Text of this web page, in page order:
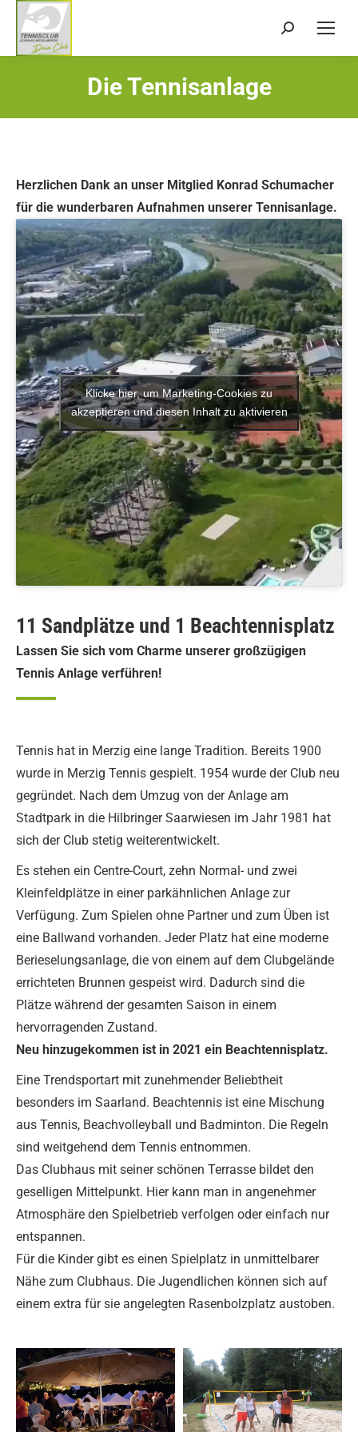
Search:
Die Tennisanlage
Sie befinden sich hier:
Herzlichen Dank an unser Mitglied Konrad Schumacher
für die wunderbaren Aufnahmen unserer Tennisanlage.
Klicke hier, um Marketing-Cookies zu
akzeptieren und diesen Inhalt zu aktivieren
11 Sandplätze und 1 Beachtennisplatz
Lassen Sie sich vom Charme unserer großzügigen
Tennis Anlage verführen!
Tennis hat in Merzig eine lange Tradition. Bereits 1900
wurde in Merzig Tennis gespielt. 1954 wurde der Club neu
gegründet. Nach dem Umzug von der Anlage am
Stadtpark in die Hilbringer Saarwiesen im Jahr 1981 hat
sich der Club stetig weiterentwickelt.
Es stehen ein Centre-Court, zehn Normal- und zwei
Kleinfeldplätze in einer parkähnlichen Anlage zur
Verfügung. Zum Spielen ohne Partner und zum Üben ist
eine Ballwand vorhanden. Jeder Platz hat eine moderne
Berieselungsanlage, die von einem auf dem Clubgelände
errichteten Brunnen gespeist wird. Dadurch sind die
Plätze während der gesamten Saison in einem
hervorragenden Zustand.
Neu hinzugekommen ist in 2021 ein Beachtennisplatz.
Eine Trendsportart mit zunehmender Beliebtheit
besonders im Saarland. Beachtennis ist eine Mischung
aus Tennis, Beachvolleyball und Badminton. Die Regeln
sind weitgehend dem Tennis entnommen.
Das Clubhaus mit seiner schönen Terrasse bildet den
geselligen Mittelpunkt. Hier kann man in angenehmer
Atmosphäre den Spielbetrieb verfolgen oder einfach nur
entspannen.
Für die Kinder gibt es einen Spielplatz in unmittelbarer
Nähe zum Clubhaus. Die Jugendlichen können sich auf
einem extra für sie angelegten Rasenbolzplatz austoben.